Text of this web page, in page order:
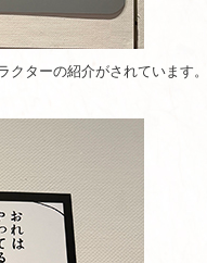
クターの紹介がされています